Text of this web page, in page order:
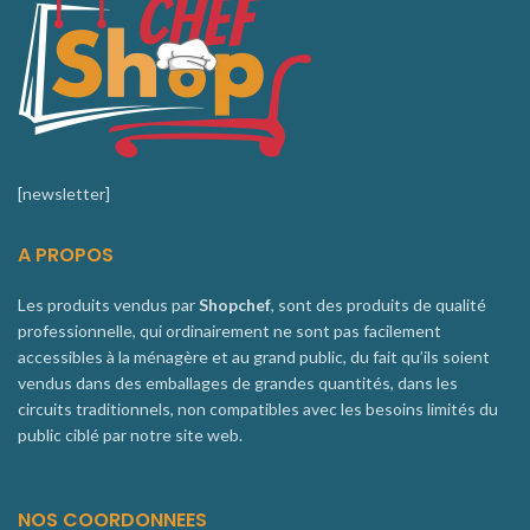
[newsletter]
A PROPOS
Les produits vendus parShopchef, sont des produits de qualité
professionnelle, qui ordinairement ne sont pas facilement
accessibles à la ménagère et au grand public, du fait qu’ils soient
vendus dans des emballages de grandes quantités, dans les
circuits traditionnels, non compatibles avec les besoins limités du
public ciblé par notre site web.
NOS COORDONNEES